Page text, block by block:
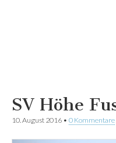
SV Höhe
10. August 2016 • 0 Kommentare